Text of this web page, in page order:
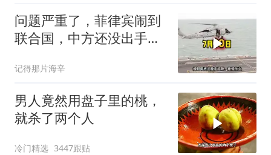
问题严重了，菲律宾闹到
联合国，中方还没出手，
记得那片海辛
男人竟然用盘子里的桃，
就杀了两个人
冷门精选 3447跟贴